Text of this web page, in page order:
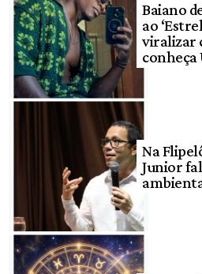
Baiano
ao
viralizar
conheça
Na
Junior